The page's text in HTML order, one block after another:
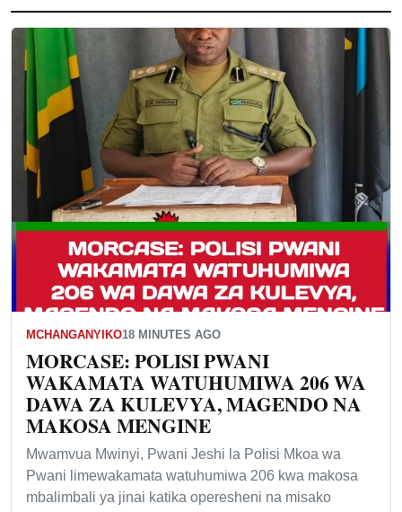
MCHANGANYIKO18 MINUTES AGO
MORCASE: POLISI PWANI
WAKAMATA WATUHUMIWA 206 WA
DAWA ZA KULEVYA, MAGENDO NA
MAKOSA MENGINE
Mwamvua Mwinyi, Pwani Jeshi la Polisi Mkoa wa
Pwani limewakamata watuhumiwa 206 kwa makosa
mbalimbali ya jinai katika operesheni na misako